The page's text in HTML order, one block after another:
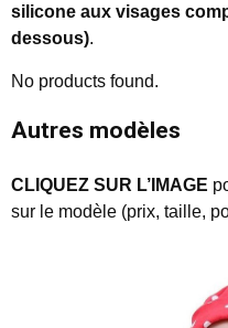
silicone aux visages
dessous).
No products found.
Autres modèles
CLIQUEZ SUR L’IMAGE
sur le modèle (prix, taille,